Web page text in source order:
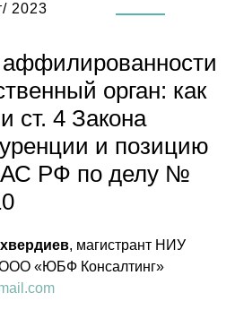
2023
аффилированности
орган: как
ст. 4 Закона
и позицию
РФ по делу №
, магистрант НИУ
«ЮБФ Консалтинг»